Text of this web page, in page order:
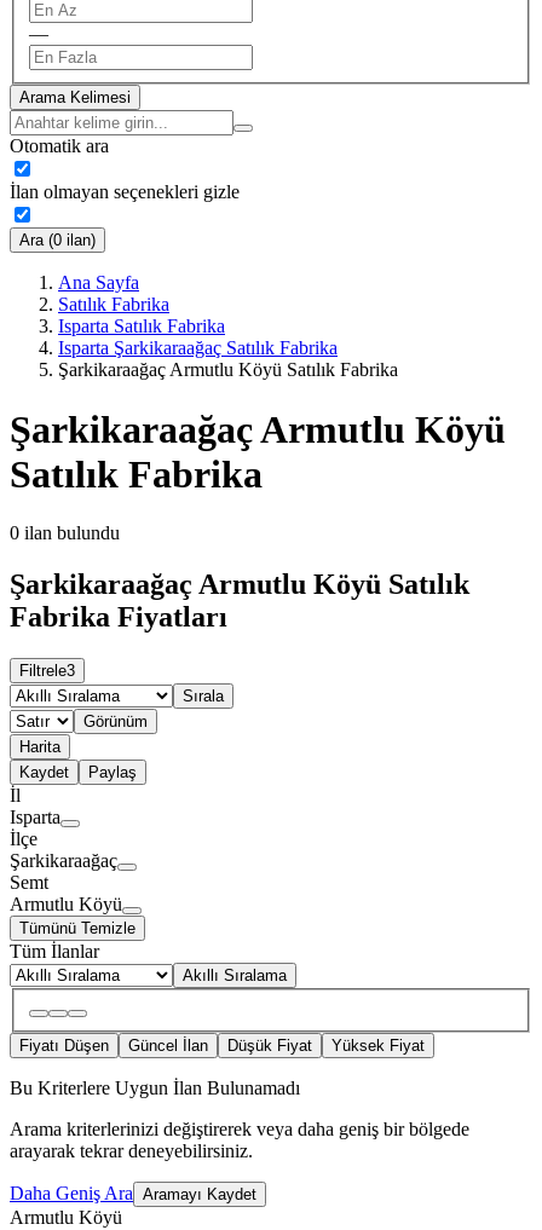
—
Arama Kelimesi
Otomatik ara
İlan olmayan seçenekleri gizle
Ara (0 ilan)
Ana Sayfa
Satılık Fabrika
Isparta Satılık Fabrika
Isparta Şarkikaraağaç Satılık Fabrika
Şarkikaraağaç Armutlu Köyü Satılık Fabrika
Şarkikaraağaç Armutlu Köyü
Satılık Fabrika
0 ilan bulundu
Şarkikaraağaç Armutlu Köyü Satılık
Fabrika Fiyatları
Filtrele3
Sırala
Görünüm
Harita
Kaydet
Paylaş
İl
Isparta
İlçe
Şarkikaraağaç
Semt
Armutlu Köyü
Tümünü Temizle
Tüm İlanlar
Akıllı Sıralama
Fiyatı Düşen Güncel İlan Düşük Fiyat Yüksek Fiyat
Bu Kriterlere Uygun İlan Bulunamadı
Arama kriterlerinizi değiştirerek veya daha geniş bir bölgede
arayarak tekrar deneyebilirsiniz.
Daha Geniş Ara Aramayı Kaydet
Armutlu Köyü